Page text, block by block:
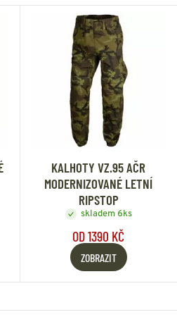
KALHOTY VZ.95 AČR
MODERNIZOVANÉ LETNÍ
RIPSTOP
skladem 6ks
OD 1390 KČ
ZOBRAZIT